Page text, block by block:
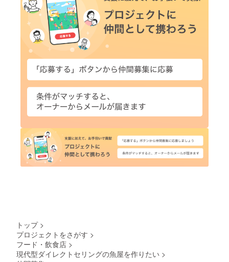
トップ >
プロジェクトをさがす >
フード・飲食店 >
現代型ダイレクトセリングの魚屋を作りたい >